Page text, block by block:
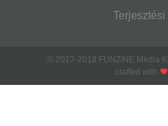
Terjesztési
© 2017-2018 FUNZINE Média
crafted with